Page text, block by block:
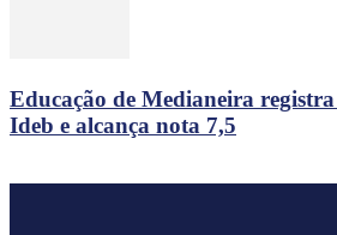
Educação de Medianeira
Ideb e alcança nota 7,5